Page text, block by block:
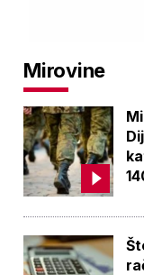
PROVJERITE
PONUDU
Mirovine